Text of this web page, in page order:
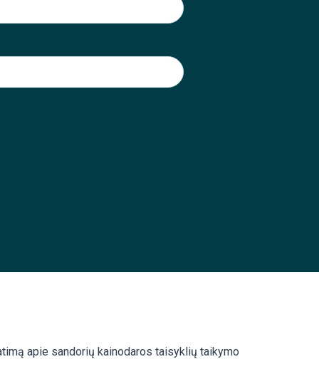
apie sandorių kainodaros taisyklių taikymo